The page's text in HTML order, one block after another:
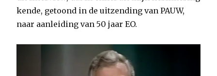
kende, getoond in de uitzending van PAUW,
naar aanleiding van 50 jaar EO.